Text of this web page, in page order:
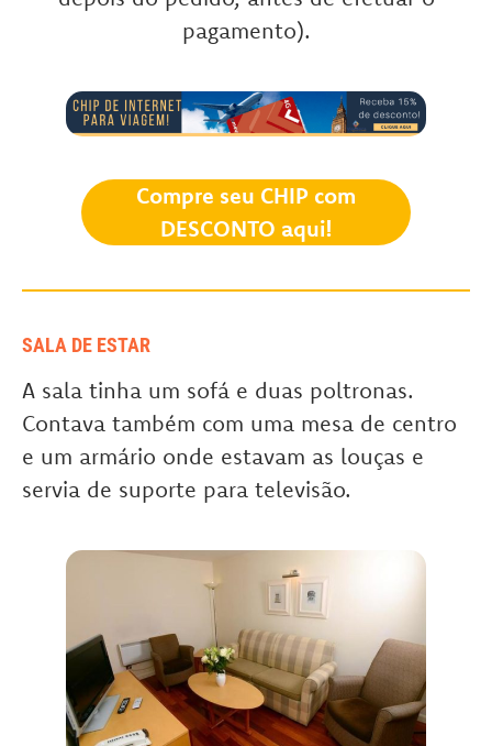
pagamento).
Compre seu CHIP com
DESCONTO aqui!
SALA DE ESTAR
A sala tinha um sofá e duas poltronas.
Contava também com uma mesa de centro
e um armário onde estavam as louças e
servia de suporte para televisão.